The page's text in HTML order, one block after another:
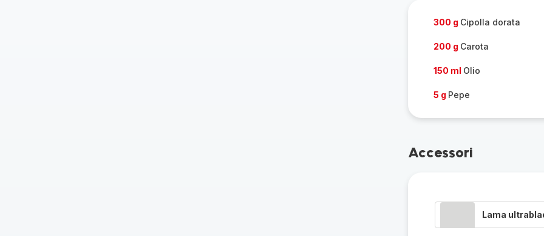
300 g Cipolla dorata
200 g Carota
150 ml Olio
5 g Pepe
Accessori
Lama